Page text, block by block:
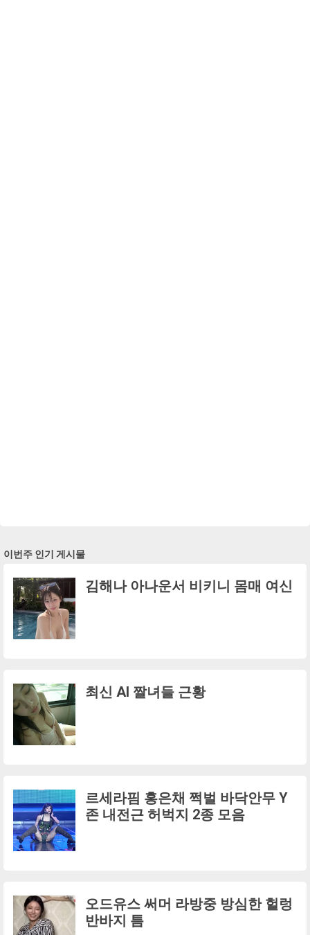
이번주 인기 게시물
김해나 아나운서 비키니 몸매 여신
최신 AI 짤녀들 근황
르세라핌 홍은채 쩍벌 바닥안무 Y
존 내전근 허벅지 2종 모음
오드유스 써머 라방중 방심한 헐렁
반바지 틈